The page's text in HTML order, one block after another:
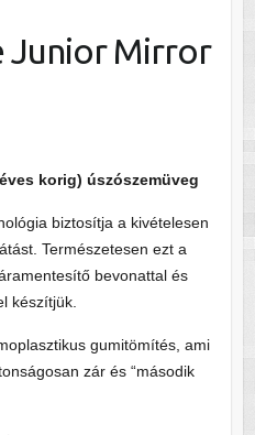
Junior Mirror
korig) úszószemüveg
biztosítja a kivételesen
Természetesen ezt a
bevonattal és
készítjük.
gumitömítés, ami
zár és “második